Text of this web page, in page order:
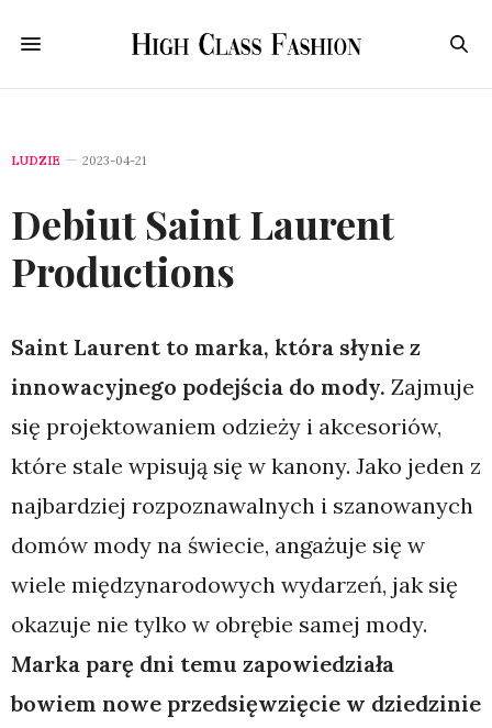
LUDZIE 2023-04-21
Debiut Saint Laurent
Productions
Saint Laurent to marka, która słynie z
innowacyjnego podejścia do mody. Zajmuje
się projektowaniem odzieży i akcesoriów,
które stale wpisują się w kanony. Jako jeden z
najbardziej rozpoznawalnych i szanowanych
domów mody na świecie, angażuje się w
wiele międzynarodowych wydarzeń, jak się
okazuje nie tylko w obrębie samej mody.
Marka parę dni temu zapowiedziała
bowiem nowe przedsięwzięcie w dziedzinie